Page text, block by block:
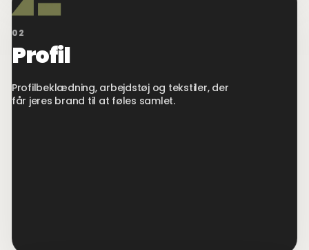
02
Profil
Profilbeklædning, arbejdstøj og tekstiler, der
får jeres brand til at føles samlet.